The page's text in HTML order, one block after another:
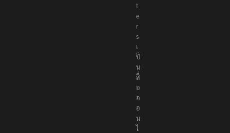
r
t
e
r
s
เ
ป็
น
สื่
อ
อ
อ
น